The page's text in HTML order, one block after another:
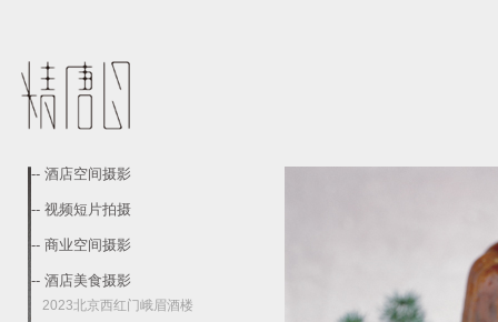
-- 酒店空间摄影
-- 视频短片拍摄
-- 商业空间摄影
-- 酒店美食摄影
2023北京西红门峨眉酒楼